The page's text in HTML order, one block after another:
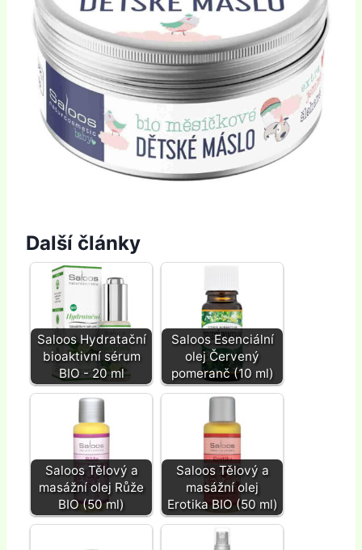
Další články
Saloos Hydratační
bioaktivní sérum
BIO - 20 ml
Saloos Esenciální
olej Červený
pomeranč (10 ml)
Saloos Tělový a
masážní olej Růže
BIO (50 ml)
Saloos Tělový a
masážní olej
Erotika BIO (50 ml)